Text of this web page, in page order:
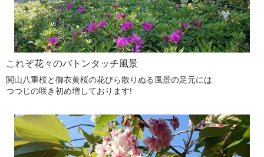
これぞ花々のバトンタッチ風景
関山八重桜と御衣黄桜の花びら散りぬる風景の足元には
つつじの咲き初め増しております!